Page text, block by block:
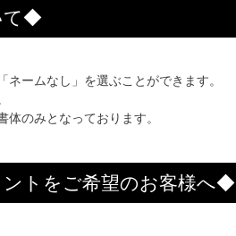
て◆
ームなし」を選ぶことができます。
のみとなっております。
トをご希望のお客様へ◆